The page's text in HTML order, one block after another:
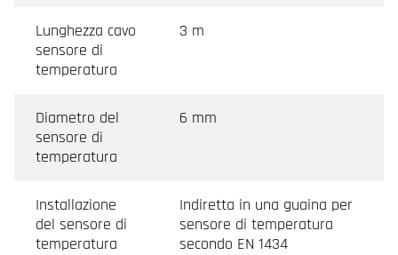
Lunghezza cavo
sensore di
temperatura
3 m
Diametro del
sensore di
temperatura
6 mm
Installazione
del sensore di
temperatura
Indiretta in una guaina per
sensore di temperatura
secondo EN 1434